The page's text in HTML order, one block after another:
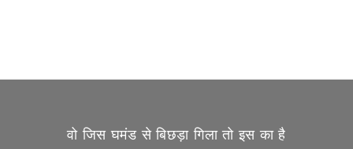
वो जिस घमंड से बिछड़ा गिला तो इस का है